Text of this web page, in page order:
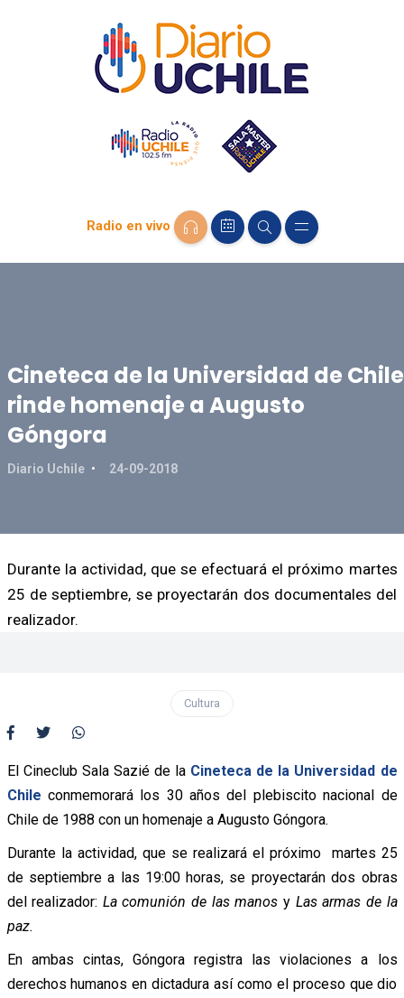
Radio en vivo
Cineteca de la Universidad de Chile
rinde homenaje a Augusto
Góngora
Diario Uchile 24-09-2018
Durante la actividad, que se efectuará el próximo martes
25 de septiembre, se proyectarán dos documentales del
realizador.
Cultura
El Cineclub Sala Sazié de la Cineteca de la Universidad de
Chile conmemorará los 30 años del plebiscito nacional de
Chile de 1988 con un homenaje a Augusto Góngora.
Durante la actividad, que se realizará el próximo martes 25
de septiembre a las 19:00 horas, se proyectarán dos obras
del realizador: La comunión de las manos y Las armas de la
paz.
En ambas cintas, Góngora registra las violaciones a los
derechos humanos en dictadura así como el proceso que dio